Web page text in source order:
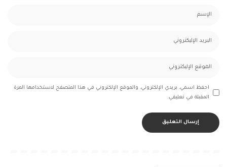
احفظ اسمي، بريدي الإلكتروني، والموقع الإلكتروني في هذا المتصفح لاستخدامها المرة
المقبلة في تعليقي.